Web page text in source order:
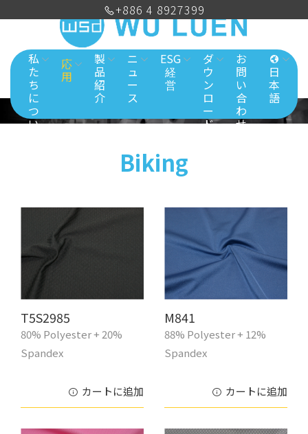
私
た
ち
に
つ
い
応
用
製
品
紹
介
ニ
ュ
ー
ス
ESG
経
営
ダ
ウ
ン
ロ
ー
ド
お
問
い
合
わ
せ
日
本
語
Biking
T5S2985
80% Polyester + 20%
Spandex
カートに追加
M841
88% Polyester + 12%
Spandex
カートに追加
+886 4 8927399